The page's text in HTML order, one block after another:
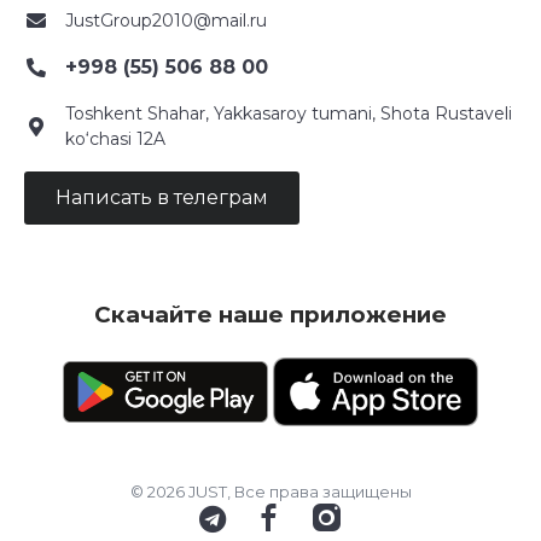
JustGroup2010@mail.ru
+998 (55) 506 88 00
Toshkent Shahar, Yakkasaroy tumani, Shota Rustaveli
ko‘chasi 12A
Написать в телеграм
Скачайте наше приложение
© 2026 JUST, Все права защищены